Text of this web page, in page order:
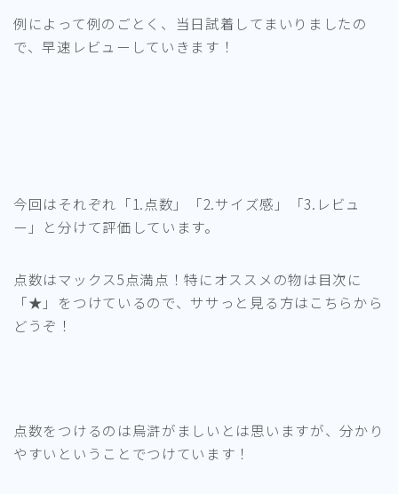
例によって例のごとく、当日試着してまいりましたの
で、早速レビューしていきます！
今回はそれぞれ「1.点数」「2.サイズ感」「3.レビュ
ー」と分けて評価しています。
点数はマックス5点満点！特にオススメの物は目次に
「★」をつけているので、ササっと見る方はこちらから
どうぞ！
点数をつけるのは烏滸がましいとは思いますが、分かり
やすいということでつけています！